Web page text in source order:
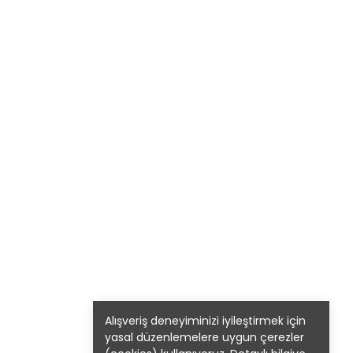
Alışveriş deneyiminizi iyileştirmek için
yasal düzenlemelere uygun çerezler